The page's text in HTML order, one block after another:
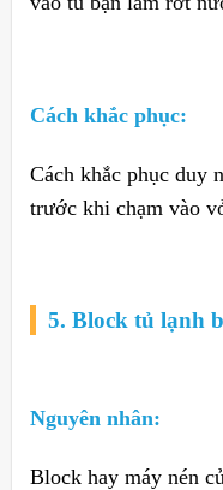
Cách khắc phục:
Cách khắc phục duy
trước khi chạm vào
5. Block tủ lạnh
Nguyên nhân:
Block hay máy nén